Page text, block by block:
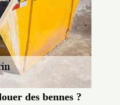
des bennes ?